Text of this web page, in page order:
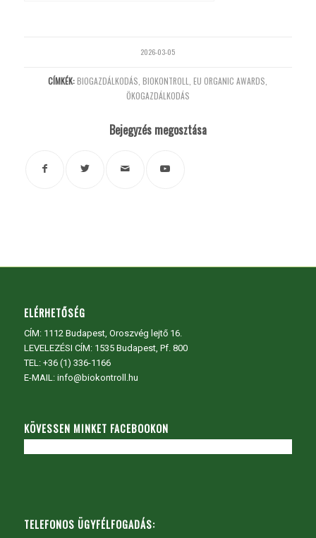
2026-03-05
CÍMKÉK: BIOGAZDÁLKODÁS BIOKONTROLL EU ORGANIC AWARDS
ÖKOGAZDÁLKODÁS
Bejegyzés megosztása
ELÉRHETŐSÉG
CÍM: 1112 Budapest, Oroszvég lejtő 16.
LEVELEZÉSI CÍM: 1535 Budapest, Pf. 800
TEL: +36 (1) 336-1166
E-MAIL: info@biokontroll.hu
KÖVESSEN MINKET FACEBOOKON
TELEFONOS ÜGYFÉLFOGADÁS: